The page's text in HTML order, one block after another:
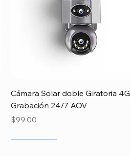
Vista rápida
Cámara Solar doble Giratoria
Grabación 24/7 AOV
Precio
$99.00